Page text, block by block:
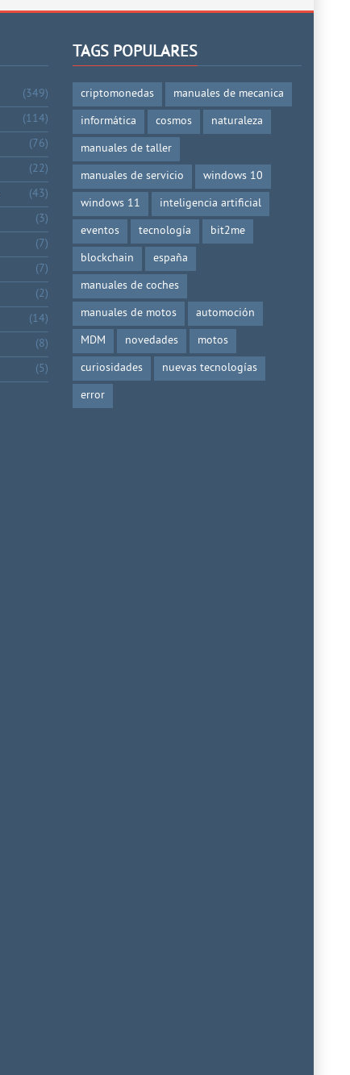
(349)
(114)
(76)
(22)
(43)
(3)
(7)
(7)
(2)
(14)
(8)
(5)
TAGS POPULARES
criptomonedas
manuales de mecanica
informática
cosmos
naturaleza
manuales de taller
manuales de servicio
windows 10
windows 11
inteligencia artificial
eventos
tecnología
bit2me
blockchain
españa
manuales de coches
manuales de motos
automoción
MDM
novedades
motos
curiosidades
nuevas tecnologías
error